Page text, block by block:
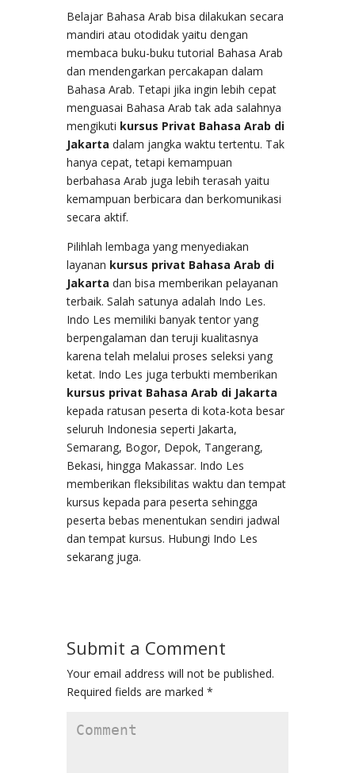
Belajar Bahasa Arab bisa dilakukan secara
mandiri atau otodidak yaitu dengan
membaca buku-buku tutorial Bahasa Arab
dan mendengarkan percakapan dalam
Bahasa Arab. Tetapi jika ingin lebih cepat
menguasai Bahasa Arab tak ada salahnya
mengikuti kursus Privat Bahasa Arab di
Jakarta dalam jangka waktu tertentu. Tak
hanya cepat, tetapi kemampuan
berbahasa Arab juga lebih terasah yaitu
kemampuan berbicara dan berkomunikasi
secara aktif.
Pilihlah lembaga yang menyediakan
layanan kursus privat Bahasa Arab di
Jakarta dan bisa memberikan pelayanan
terbaik. Salah satunya adalah Indo Les.
Indo Les memiliki banyak tentor yang
berpengalaman dan teruji kualitasnya
karena telah melalui proses seleksi yang
ketat. Indo Les juga terbukti memberikan
kursus privat Bahasa Arab di Jakarta
kepada ratusan peserta di kota-kota besar
seluruh Indonesia seperti Jakarta,
Semarang, Bogor, Depok, Tangerang,
Bekasi, hingga Makassar. Indo Les
memberikan fleksibilitas waktu dan tempat
kursus kepada para peserta sehingga
peserta bebas menentukan sendiri jadwal
dan tempat kursus. Hubungi Indo Les
sekarang juga.
Submit a Comment
Your email address will not be published.
Required fields are marked *